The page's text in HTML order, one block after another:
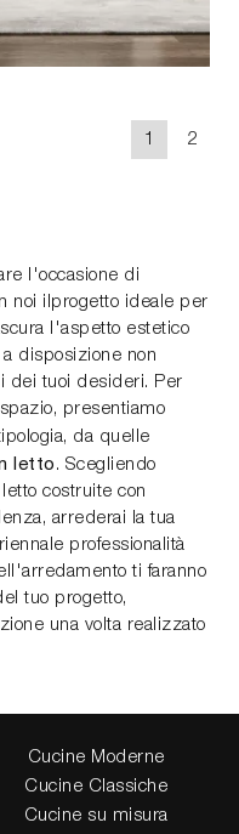
1 2
l'occasione di
noi ilprogetto ideale per
l'aspetto estetico
disposizione non
dei tuoi desideri. Per
presentiamo
da quelle
letto . Scegliendo
costruite con
arrederai la tua
professionalità
ti faranno
tuo progetto,
una volta realizzato
Cucine Moderne
Cucine Classiche
Cucine su misura